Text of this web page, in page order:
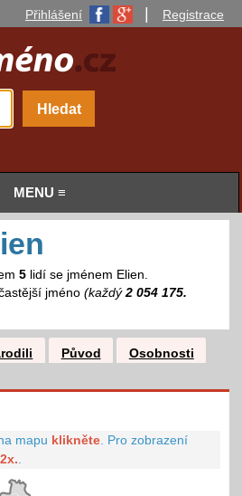
Přihlášení Registrace
MENU ≡
5lidí se jménem Elien.
jméno (každý2 054 175.
Původ
Osobnosti
mapu klikněte Pro zobrazení